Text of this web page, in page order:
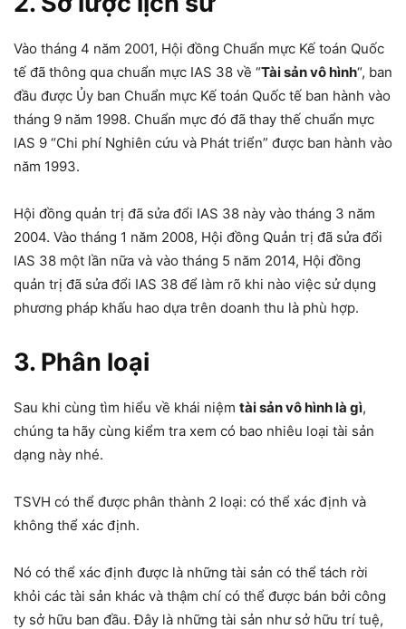
Vào tháng 4 năm 2001, Hội đồng Chuẩn mực Kế toán Quốc
tế đã thông qua chuẩn mực IAS 38 về “Tài sản vô hình“, ban
đầu được Ủy ban Chuẩn mực Kế toán Quốc tế ban hành vào
tháng 9 năm 1998. Chuẩn mực đó đã thay thế chuẩn mực
IAS 9 “Chi phí Nghiên cứu và Phát triển” được ban hành vào
năm 1993.
Hội đồng quản trị đã sửa đổi IAS 38 này vào tháng 3 năm
2004. Vào tháng 1 năm 2008, Hội đồng Quản trị đã sửa đổi
IAS 38 một lần nữa và vào tháng 5 năm 2014, Hội đồng
quản trị đã sửa đổi IAS 38 để làm rõ khi nào việc sử dụng
phương pháp khấu hao dựa trên doanh thu là phù hợp.
3. Phân loại
Sau khi cùng tìm hiểu về khái niệm tài sản vô hình là gì,
chúng ta hãy cùng kiểm tra xem có bao nhiêu loại tài sản
dạng này nhé.
TSVH có thể được phân thành 2 loại: có thể xác định và
không thể xác định.
Nó có thể xác định được là những tài sản có thể tách rời
khỏi các tài sản khác và thậm chí có thể được bán bởi công
ty sở hữu ban đầu. Đây là những tài sản như sở hữu trí tuệ,